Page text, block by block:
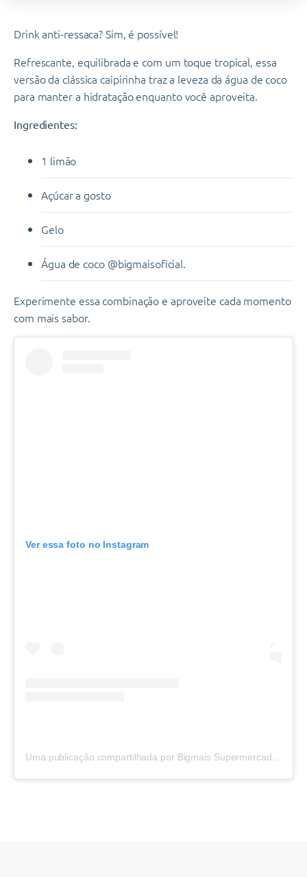
Drink anti-ressaca? Sim, é possível!
Refrescante, equilibrada e com um toque tropical, essa
versão da clássica caipirinha traz a leveza da água de coco
para manter a hidratação enquanto você aproveita.
Ingredientes:
1 limão
Açúcar a gosto
Gelo
Água de coco @bigmaisoficial.
Experimente essa combinação e aproveite cada momento
com mais sabor.
Ver essa foto no Instagram